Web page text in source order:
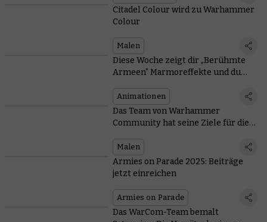
Citadel Colour wird zu Warhammer
Colour
Malen
Diese Woche zeigt dir „Berühmte
Armeen“ Marmoreffekte und du
die Animation „Adepta Sororitas:
Buße“ erhalten
Animationen
Das Team von Warhammer
Community hat seine Ziele für die
Herausforderung festgelegt – und
was hast du geplant?
Malen
Armies on Parade 2025: Beiträge
jetzt einreichen
Armies on Parade
Das WarCom-Team bemalt